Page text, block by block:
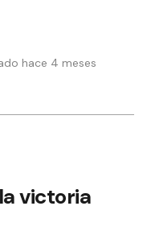
hace 4 meses
victoria